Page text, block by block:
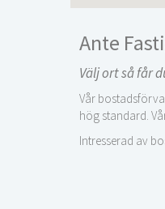
Ante
Välj ort så får
Vår
hög standard.
Intresserad av